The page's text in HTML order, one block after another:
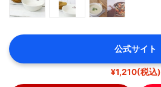
公式サイト
¥1,210(税込)